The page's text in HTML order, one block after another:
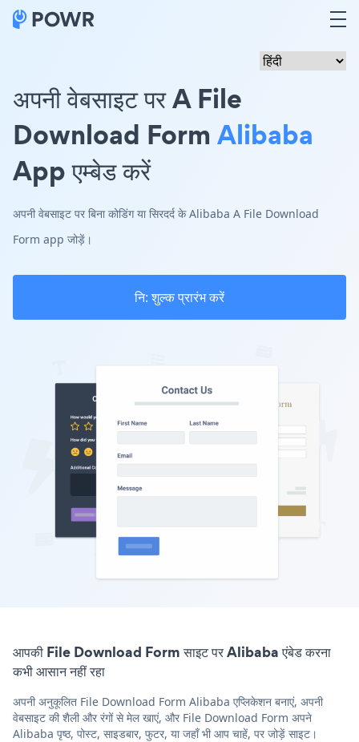
अपनी वेबसाइट पर A File
Download Form Alibaba
App एम्बेड करें
अपनी वेबसाइट पर बिना कोडिंग या सिरदर्द के Alibaba A File Download
Form app जोड़ें।
नि: शुल्क प्रारंभ करें
आपकी File Download Form साइट पर Alibaba एंबेड करना
कभी आसान नहीं रहा
अपनी अनुकूलित File Download Form Alibaba एप्लिकेशन बनाएं, अपनी
वेबसाइट की शैली और रंगों से मेल खाएं, और File Download Form अपने
Alibaba पृष्ठ, पोस्ट, साइडबार, फुटर, या जहाँ भी आप चाहें, पर जोड़ें साइट।